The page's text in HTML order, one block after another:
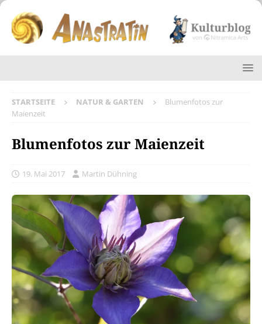
STARTSEITE NATUR & GARTEN
Blumenfotos zur
Maienzeit
Blumenfotos zur Maienzeit
19. Mai 2017 Martin Dühning